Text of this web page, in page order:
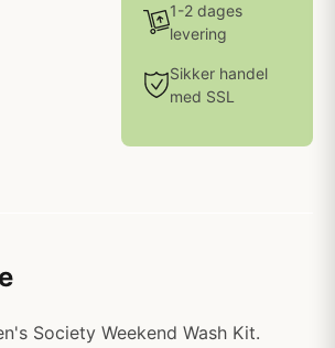
1-2 dages
levering
Sikker handel
med SSL
Society Weekend Wash Kit.